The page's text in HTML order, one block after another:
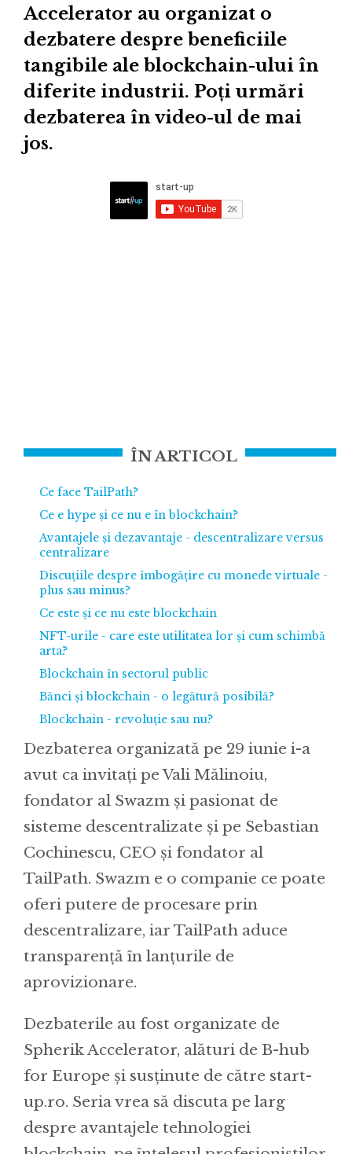
Accelerator au organizat o
dezbatere despre beneficiile
tangibile ale blockchain-ului în
diferite industrii. Poți urmări
dezbaterea în video-ul de mai
jos.
ÎN ARTICOL
Ce face TailPath?
Ce e hype și ce nu e în blockchain?
Avantajele și dezavantaje - descentralizare versus
centralizare
Discuțiile despre îmbogățire cu monede virtuale -
plus sau minus?
Ce este și ce nu este blockchain
NFT-urile - care este utilitatea lor și cum schimbă
arta?
Blockchain în sectorul public
Bănci și blockchain - o legătură posibilă?
Blockchain - revoluție sau nu?
Dezbaterea organizată pe 29 iunie i-a
avut ca invitați pe Vali Mălinoiu,
fondator al Swazm și pasionat de
sisteme descentralizate și pe Sebastian
Cochinescu, CEO și fondator al
TailPath. Swazm e o companie ce poate
oferi putere de procesare prin
descentralizare, iar TailPath aduce
transparență în lanțurile de
aprovizionare.
Dezbaterile au fost organizate de
Spherik Accelerator, alături de B-hub
for Europe și susținute de către start-
up.ro. Seria vrea să discuta pe larg
despre avantajele tehnologiei